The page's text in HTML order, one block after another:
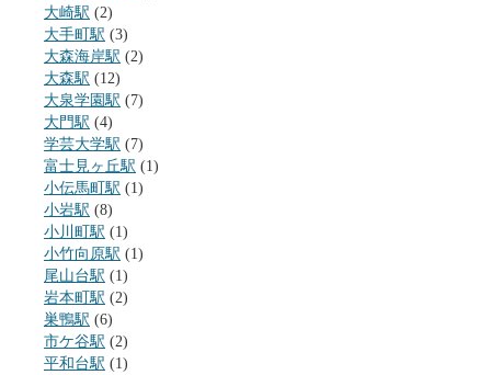
大崎駅 (2)
大手町駅 (3)
大森海岸駅 (2)
大森駅 (12)
大泉学園駅 (7)
大門駅 (4)
学芸大学駅 (7)
富士見ヶ丘駅 (1)
小伝馬町駅 (1)
小岩駅 (8)
小川町駅 (1)
小竹向原駅 (1)
尾山台駅 (1)
岩本町駅 (2)
巣鴨駅 (6)
市ケ谷駅 (2)
平和台駅 (1)